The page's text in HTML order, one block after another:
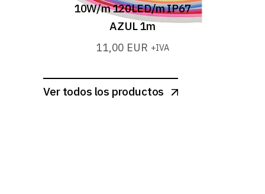
10W/m 120LED/m IP67
AZUL 1m
11,00 EUR +IVA
Ver todos los productos